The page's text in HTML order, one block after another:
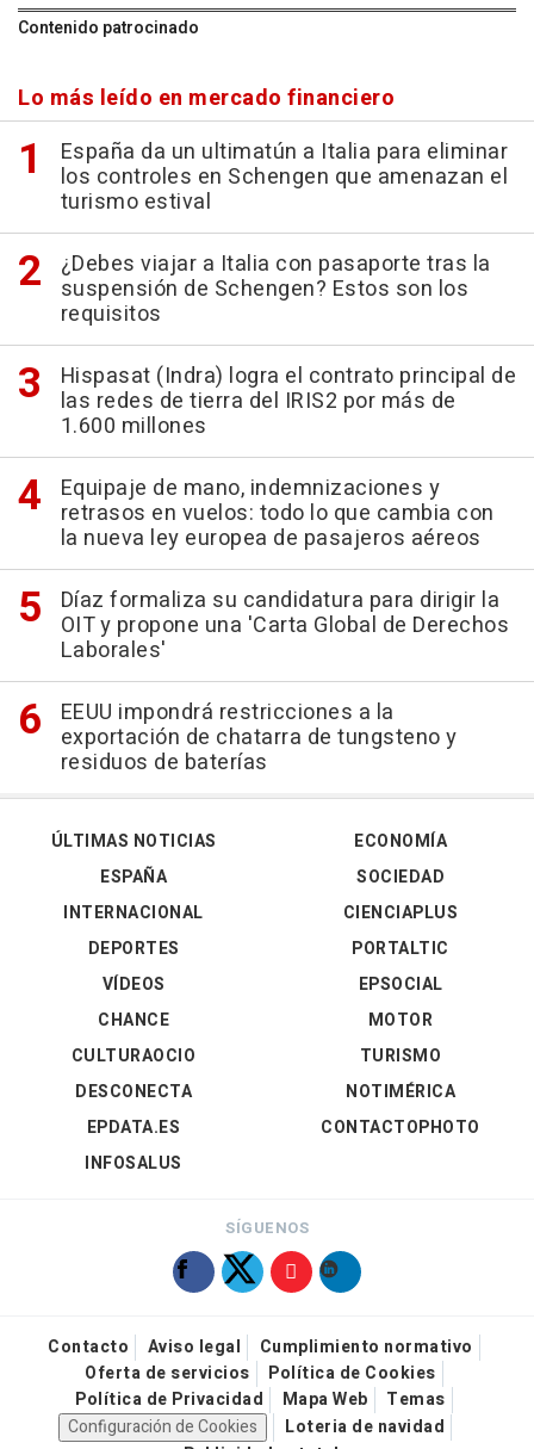
Contenido patrocinado
Lo más leído en mercado financiero
España da un ultimatún a Italia para eliminar
los controles en Schengen que amenazan el
turismo estival
¿Debes viajar a Italia con pasaporte tras la
suspensión de Schengen? Estos son los
requisitos
Hispasat (Indra) logra el contrato principal de
las redes de tierra del IRIS2 por más de
1.600 millones
Equipaje de mano, indemnizaciones y
retrasos en vuelos: todo lo que cambia con
la nueva ley europea de pasajeros aéreos
Díaz formaliza su candidatura para dirigir la
OIT y propone una 'Carta Global de Derechos
Laborales'
EEUU impondrá restricciones a la
exportación de chatarra de tungsteno y
residuos de baterías
ÚLTIMAS NOTICIAS
ESPAÑA
INTERNACIONAL
DEPORTES
VÍDEOS
ECONOMÍA
SOCIEDAD
CIENCIAPLUS
PORTALTIC
EPSOCIAL
CHANCE
CULTURAOCIO
DESCONECTA
EPDATA.ES
INFOSALUS
MOTOR
TURISMO
NOTIMÉRICA
CONTACTOPHOTO
SÍGUENOS
Contacto Aviso legal
Cumplimiento normativo
Oferta de servicios
Política de Cookies
Política de Privacidad
Mapa Web
Temas
Configuración de Cookies
Loteria de navidad